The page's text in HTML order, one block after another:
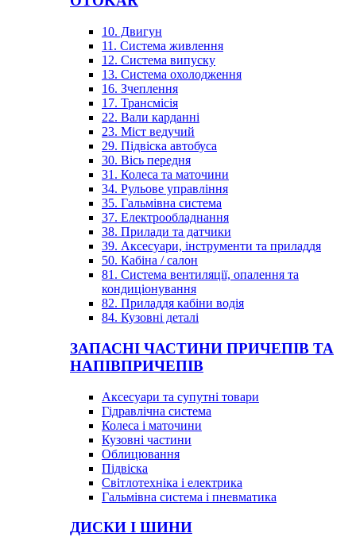
10. Двигун
11. Система живлення
12. Система випуску
13. Система охолодження
16. Зчеплення
17. Трансмісія
22. Вали карданні
23. Міст ведучий
29. Підвіска автобуса
30. Вісь передня
31. Колеса та маточини
34. Рульове управління
35. Гальмівна система
37. Електрообладнання
38. Прилади та датчики
39. Аксесуари, інструменти та приладдя
50. Кабіна / салон
81. Система вентиляції, опалення та
кондиціонування
82. Приладдя кабіни водія
84. Кузовні деталі
ЗАПАСНІ ЧАСТИНИ ПРИЧЕПІВ ТА
НАПІВПРИЧЕПІВ
Аксесуари та супутні товари
Гідравлічна система
Колеса і маточини
Кузовні частини
Облицювання
Підвіска
Світлотехніка і електрика
Гальмівна система і пневматика
ДИСКИ І ШИНИ